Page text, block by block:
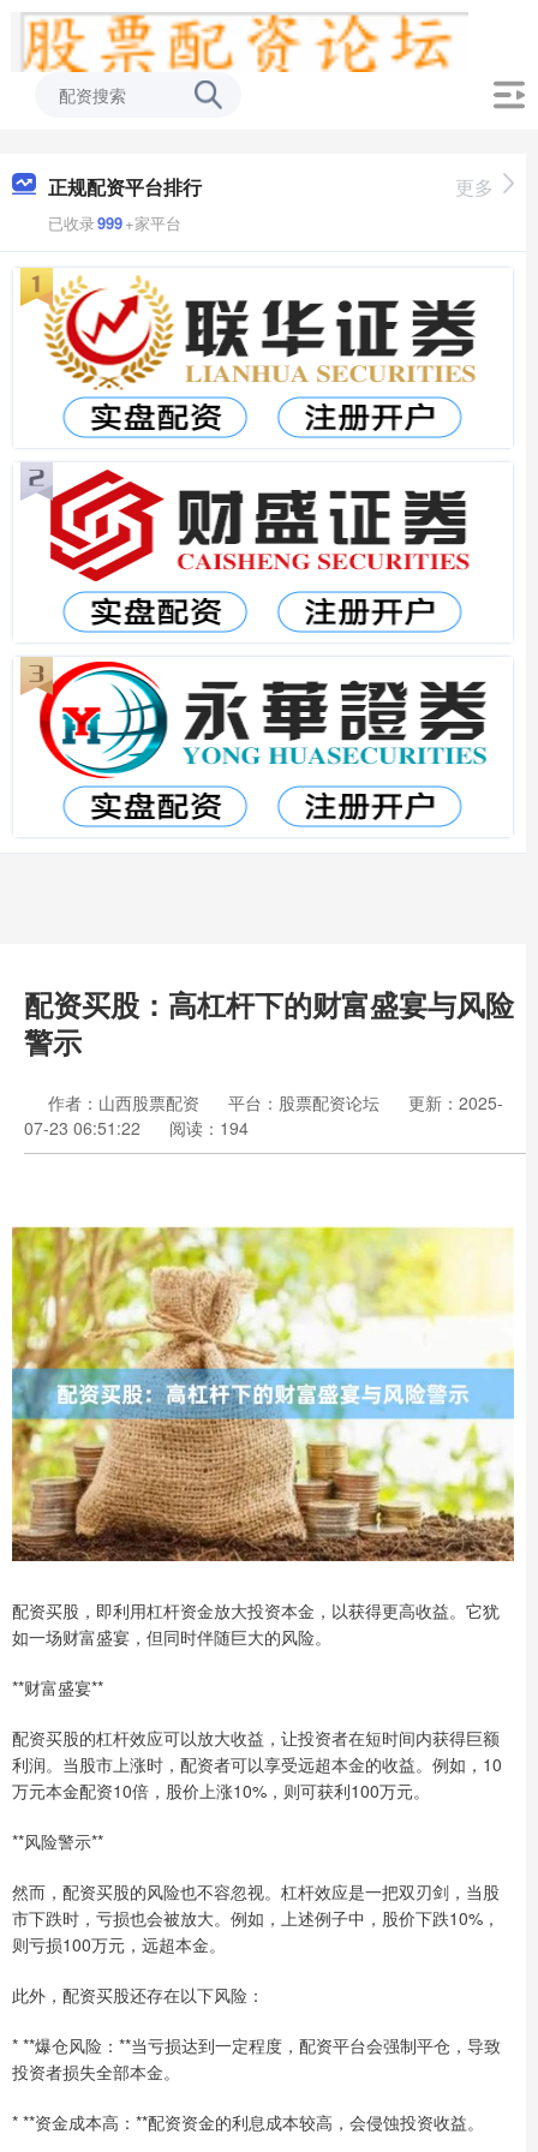
正规配资平台排行
已收录999+家平台
更多
配资买股：高杠杆下的财富盛宴与风险
警示
作者：山西股票配资 平台：股票配资论坛
更新：2025-
07-23 06:51:22
阅读：194
配资买股，即利用杠杆资金放大投资本金，以获得更高收益。它犹
如一场财富盛宴，但同时伴随巨大的风险。
**财富盛宴**
配资买股的杠杆效应可以放大收益，让投资者在短时间内获得巨额
利润。当股市上涨时，配资者可以享受远超本金的收益。例如，10
万元本金配资10倍，股价上涨10%，则可获利100万元。
**风险警示**
然而，配资买股的风险也不容忽视。杠杆效应是一把双刃剑，当股
市下跌时，亏损也会被放大。例如，上述例子中，股价下跌10%，
则亏损100万元，远超本金。
此外，配资买股还存在以下风险：
* **爆仓风险：**当亏损达到一定程度，配资平台会强制平仓，导致
投资者损失全部本金。
* **资金成本高：**配资资金的利息成本较高，会侵蚀投资收益。